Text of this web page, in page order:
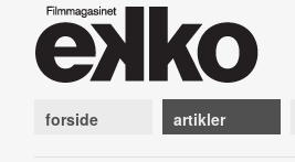
forside artikler